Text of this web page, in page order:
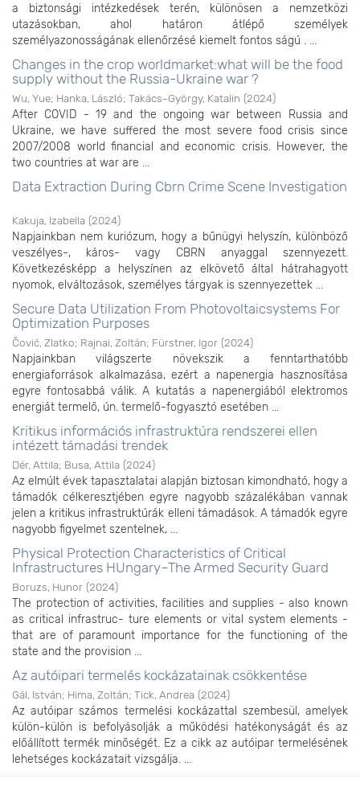
a biztonsági intézkedések terén, különösen a nemzetközi
utazásokban, ahol határon átlépő személyek
személyazonosságának ellenőrzésé kiemelt fontos ságú . ...
Changes in the crop worldmarket:what will be the food
supply without the Russia-Ukraine war ?
Wu, Yue; Hanka, László; Takács-György, Katalin (2024)
After COVID - 19 and the ongoing war between Russia and
Ukraine, we have suffered the most severe food crisis since
2007/2008 world financial and economic crisis. However, the
two countries at war are ...
Data Extraction During Cbrn Crime Scene Investigation
Kakuja, Izabella (2024)
Napjainkban nem kuriózum, hogy a bűnügyi helyszín, különböző
veszélyes-, káros- vagy CBRN anyaggal szennyezett.
Következésképp a helyszínen az elkövető által hátrahagyott
nyomok, elváltozások, személyes tárgyak is szennyezettek ...
Secure Data Utilization From Photovoltaicsystems For
Optimization Purposes
Čović, Zlatko; Rajnai, Zoltán; Fürstner, Igor (2024)
Napjainkban világszerte növekszik a fenntarthatóbb
energiaforrások alkalmazása, ezért a napenergia hasznosítása
egyre fontosabbá válik. A kutatás a napenergiából elektromos
energiát termelő, ún. termelő-fogyasztó esetében ...
Kritikus információs infrastruktúra rendszerei ellen
intézett támadási trendek
Dér, Attila; Busa, Attila (2024)
Az elmúlt évek tapasztalatai alapján biztosan kimondható, hogy a
támadók célkeresztjében egyre nagyobb százalékában vannak
jelen a kritikus infrastruktúrák elleni támadások. A támadók egyre
nagyobb figyelmet szentelnek, ...
Physical Protection Characteristics of Critical
Infrastructures HUngary–The Armed Security Guard
Boruzs, Hunor (2024)
The protection of activities, facilities and supplies - also known
as critical infrastruc- ture elements or vital system elements -
that are of paramount importance for the functioning of the
state and the provision ...
Az autóipari termelés kockázatainak csökkentése
Gál, István; Hima, Zoltán; Tick, Andrea (2024)
Az autóipar számos termelési kockázattal szembesül, amelyek
külön-külön is befolyásolják a működési hatékonyságát és az
előállított termék minőségét. Ez a cikk az autóipar termelésének
lehetséges kockázatait vizsgálja. ...